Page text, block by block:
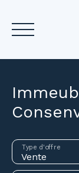
Vente
Type d'offre